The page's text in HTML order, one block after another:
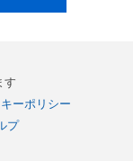
す
ーポリシー
プ